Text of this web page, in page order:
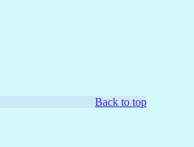
Back to top